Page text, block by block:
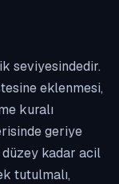
seviyesindedir.
eklenmesi,
kuralı
geriye
düzey kadar acil
tutulmalı,